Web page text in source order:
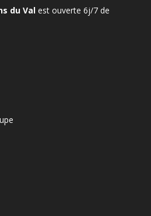
du Valest ouverte 6j/7 de